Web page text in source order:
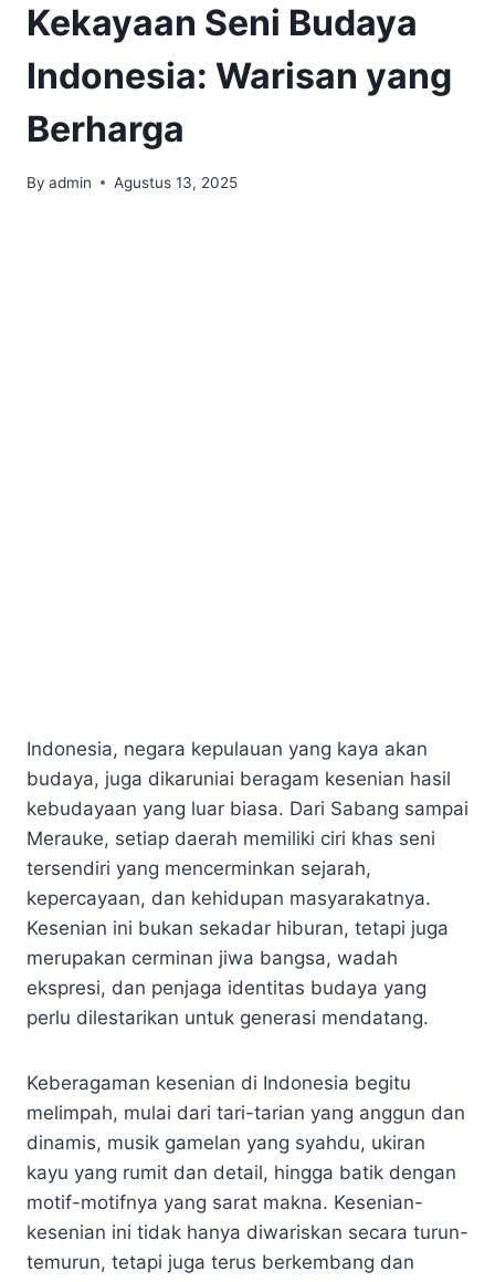
Kekayaan Seni Budaya
Indonesia: Warisan yang
Berharga
By admin Agustus 13, 2025
Indonesia, negara kepulauan yang kaya akan
budaya, juga dikaruniai beragam kesenian hasil
kebudayaan yang luar biasa. Dari Sabang sampai
Merauke, setiap daerah memiliki ciri khas seni
tersendiri yang mencerminkan sejarah,
kepercayaan, dan kehidupan masyarakatnya.
Kesenian ini bukan sekadar hiburan, tetapi juga
merupakan cerminan jiwa bangsa, wadah
ekspresi, dan penjaga identitas budaya yang
perlu dilestarikan untuk generasi mendatang.
Keberagaman kesenian di Indonesia begitu
melimpah, mulai dari tari-tarian yang anggun dan
dinamis, musik gamelan yang syahdu, ukiran
kayu yang rumit dan detail, hingga batik dengan
motif-motifnya yang sarat makna. Kesenian-
kesenian ini tidak hanya diwariskan secara turun-
temurun, tetapi juga terus berkembang dan